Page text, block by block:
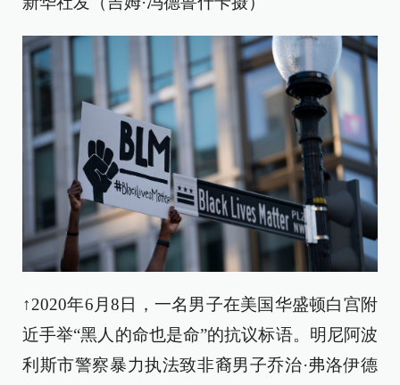
↑2020年6月8日，一名男子在美国华盛顿白宫附
近手举“黑人的命也是命”的抗议标语。明尼阿波
利斯市警察暴力执法致非裔男子乔治·弗洛伊德